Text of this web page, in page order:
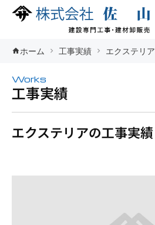
ホーム 工事実績 エクステリア
Works
工事実績
エクステリアの工事実績